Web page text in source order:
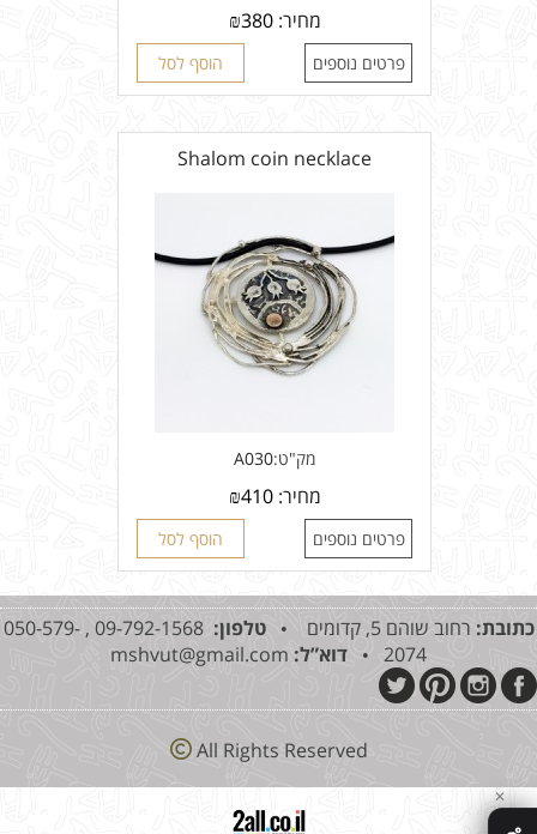
מחיר: ₪380
פרטים נוספים הוסף לסל
Shalom coin necklace
מק"ט:A030
מחיר: ₪410
פרטים נוספים הוסף לסל
כתובת: רחוב שוהם 5, קדומים • טלפון:
09-792-1568 , 050-579-
2074 •
דוא”ל:
All Rights Reserved
✕